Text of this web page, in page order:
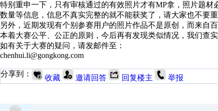
特别重申一下，只有审核通过的有效照片才有MP拿，照片题
数量等信息，信息不真实完整的就不能获奖了，请大家也不要
另外，近期发现有个别参赛用户的照片作品不是原创，而来自
本着大赛公平、公正的原则，今后再有发现类似情况，我们查
如有关于大赛的疑问，请发邮件至：
chenhui.li@gongkong.com
分享到： 收藏 邀请回答 回复楼主 举报